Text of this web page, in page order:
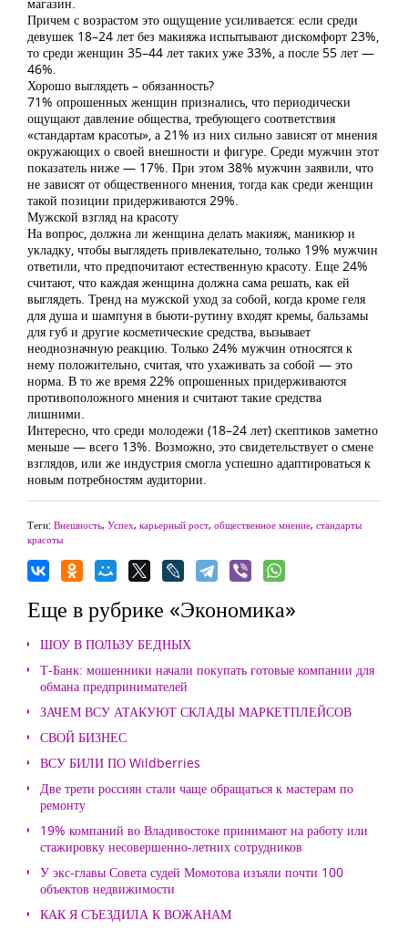
Причем с возрастом это ощущение усиливается: если среди
девушек 18–24 лет без макияжа испытывают дискомфорт 23%,
то среди женщин 35–44 лет таких уже 33%, а после 55 лет —
46%.
Хорошо выглядеть – обязанность?
71% опрошенных женщин признались, что периодически
ощущают давление общества, требующего соответствия
«стандартам красоты», а 21% из них сильно зависят от мнения
окружающих о своей внешности и фигуре. Среди мужчин этот
показатель ниже — 17%. При этом 38% мужчин заявили, что
не зависят от общественного мнения, тогда как среди женщин
такой позиции придерживаются 29%.
Мужской взгляд на красоту
На вопрос, должна ли женщина делать макияж, маникюр и
укладку, чтобы выглядеть привлекательно, только 19% мужчин
ответили, что предпочитают естественную красоту. Еще 24%
считают, что каждая женщина должна сама решать, как ей
выглядеть. Тренд на мужской уход за собой, когда кроме геля
для душа и шампуня в бьюти-рутину входят кремы, бальзамы
для губ и другие косметические средства, вызывает
неоднозначную реакцию. Только 24% мужчин относятся к
нему положительно, считая, что ухаживать за собой — это
норма. В то же время 22% опрошенных придерживаются
противоположного мнения и считают такие средства
лишними.
Интересно, что среди молодежи (18–24 лет) скептиков заметно
меньше — всего 13%. Возможно, это свидетельствует о смене
взглядов, или же индустрия смогла успешно адаптироваться к
новым потребностям аудитории.
Теги: Внешность, Успех, карьерный рост, общественное мнение, стандарты
красоты
Еще в рубрике «Экономика»
ШОУ В ПОЛЬЗУ БЕДНЫХ
Т-Банк: мошенники начали покупать готовые компании для
обмана предпринимателей
ЗАЧЕМ ВСУ АТАКУЮТ СКЛАДЫ МАРКЕТПЛЕЙСОВ
СВОЙ БИЗНЕС
ВСУ БИЛИ ПО Wildberries
Две трети россиян стали чаще обращаться к мастерам по
ремонту
19% компаний во Владивостоке принимают на работу или
стажировку несовершенно-летних сотрудников
У экс-главы Совета судей Момотова изъяли почти 100
объектов недвижимости
КАК Я СЪЕЗДИЛА К ВОЖАНАМ